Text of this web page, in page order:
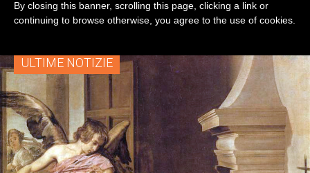
ULTIME NOTIZIE
By closing this banner, scrolling this page, clicking a link or
continuing to browse otherwise, you agree to the use of cookies.